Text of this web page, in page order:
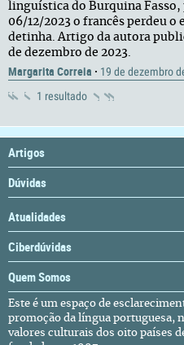
linguística do Burquina Fasso,
06/12/2023 o francês perdeu
detinha. Artigo da autora
de dezembro de 2023.
Margarita Correia · 19 de dezembro
1 resultado
Artigos
Dúvidas
Atualidades
Ciberdúvidas
Quem Somos
Este é um espaço de
promoção da língua portuguesa,
valores culturais dos oito países